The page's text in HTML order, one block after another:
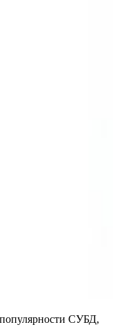
СУБД,